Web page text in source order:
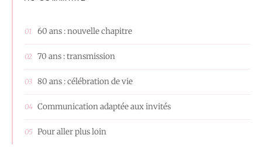
60 ans : nouvelle chapitre
70 ans : transmission
80 ans : célébration de vie
Communication adaptée aux invités
Pour aller plus loin